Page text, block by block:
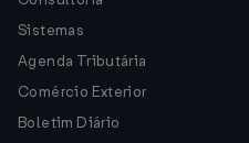
Sistemas
Agenda Tributária
Comércio Exterior
Boletim Diário